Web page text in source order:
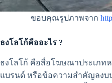
ขอบคุณรูปภาพจาก
ธงโลโก้คืออะไร ?
ธงโลโก้ คือสื่อโฆษณาประเภท
แบรนด์ หรือข้อความสำคัญลงบ